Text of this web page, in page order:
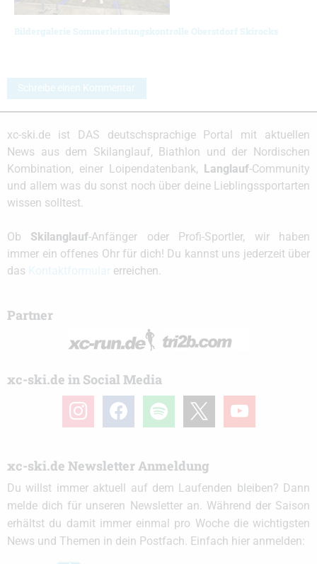
Bildergalerie Sommerleistungskontrolle Oberstdorf Skirocks
Schreibe einen Kommentar
xc-ski.de ist DAS deutschsprachige Portal mit aktuellen
News aus dem Skilanglauf, Biathlon und der Nordischen
Kombination, einer Loipendatenbank, Langlauf-Community
und allem was du sonst noch über deine Lieblingssportarten
wissen solltest.
Ob Skilanglauf-Anfänger oder Profi-Sportler, wir haben
immer ein offenes Ohr für dich! Du kannst uns jederzeit über
das
erreichen.
Partner
xc-ski.de in Social Media
instagramfacebook spotify youtube
xc-ski.de Newsletter Anmeldung
Du willst immer aktuell auf dem Laufenden bleiben? Dann
melde dich für unseren Newsletter an. Während der Saison
erhältst du damit immer einmal pro Woche die wichtigsten
News und Themen in dein Postfach. Einfach hier anmelden: